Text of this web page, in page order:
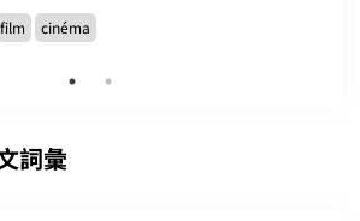
film cinéma
詞彙